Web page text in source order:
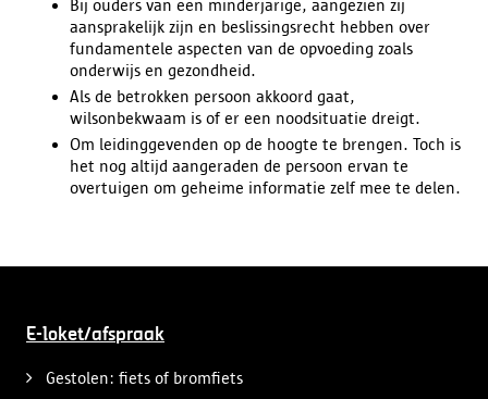
Bij ouders van een minderjarige, aangezien zij
aansprakelijk zijn en beslissingsrecht hebben over
fundamentele aspecten van de opvoeding zoals
onderwijs en gezondheid.
Als de betrokken persoon akkoord gaat,
wilsonbekwaam is of er een noodsituatie dreigt.
Om leidinggevenden op de hoogte te brengen. Toch is
het nog altijd aangeraden de persoon ervan te
overtuigen om geheime informatie zelf mee te delen.
E-loket/afspraak
Gestolen: fiets of bromfiets